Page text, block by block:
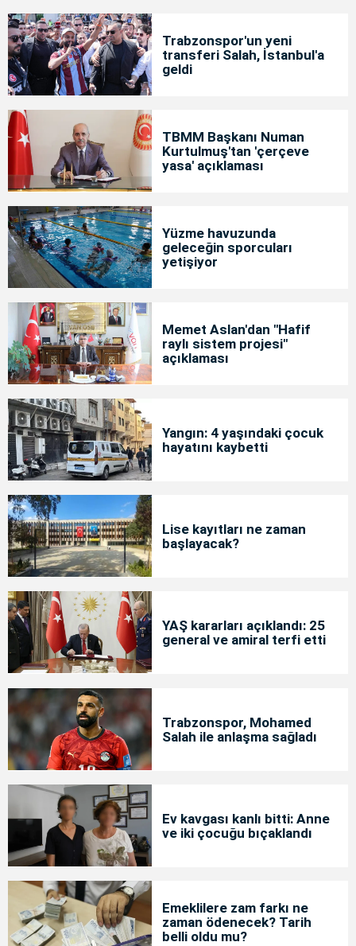
Trabzonspor'un yeni
transferi Salah, İstanbul'a
geldi
TBMM Başkanı Numan
Kurtulmuş'tan 'çerçeve
yasa' açıklaması
Yüzme havuzunda
geleceğin sporcuları
yetişiyor
Memet Aslan'dan "Hafif
raylı sistem projesi"
açıklaması
Yangın: 4 yaşındaki çocuk
hayatını kaybetti
Lise kayıtları ne zaman
başlayacak?
YAŞ kararları açıklandı: 25
general ve amiral terfi etti
Trabzonspor, Mohamed
Salah ile anlaşma sağladı
Ev kavgası kanlı bitti: Anne
ve iki çocuğu bıçaklandı
Emeklilere zam farkı ne
zaman ödenecek? Tarih
belli oldu mu?